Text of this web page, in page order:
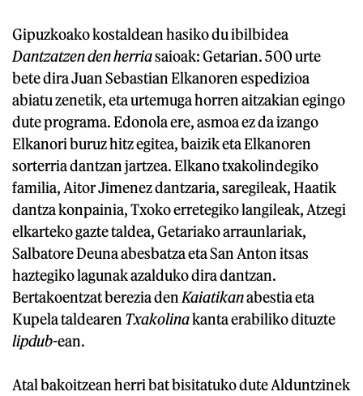
Gipuzkoako kostaldean hasiko du ibilbidea
Dantzatzen den herriasaioak: Getarian. 500 urte
bete dira Juan Sebastian Elkanoren espedizioa
abiatu zenetik, eta urtemuga horren aitzakian egingo
dute programa. Edonola ere, asmoa ez da izango
Elkanori buruz hitz egitea, baizik eta Elkanoren
sorterria dantzan jartzea. Elkano txakolindegiko
familia, Aitor Jimenez dantzaria, saregileak, Haatik
dantza konpainia, Txoko erretegiko langileak, Atzegi
elkarteko gazte taldea, Getariako arraunlariak,
Salbatore Deuna abesbatza eta San Anton itsas
haztegiko lagunak azalduko dira dantzan.
Bertakoentzat berezia den Kaiatikanabestia eta
Kupela taldearen Txakolinakanta erabiliko dituzte
lipdub-ean.
Atal bakoitzean herri bat bisitatuko dute Alduntzinek